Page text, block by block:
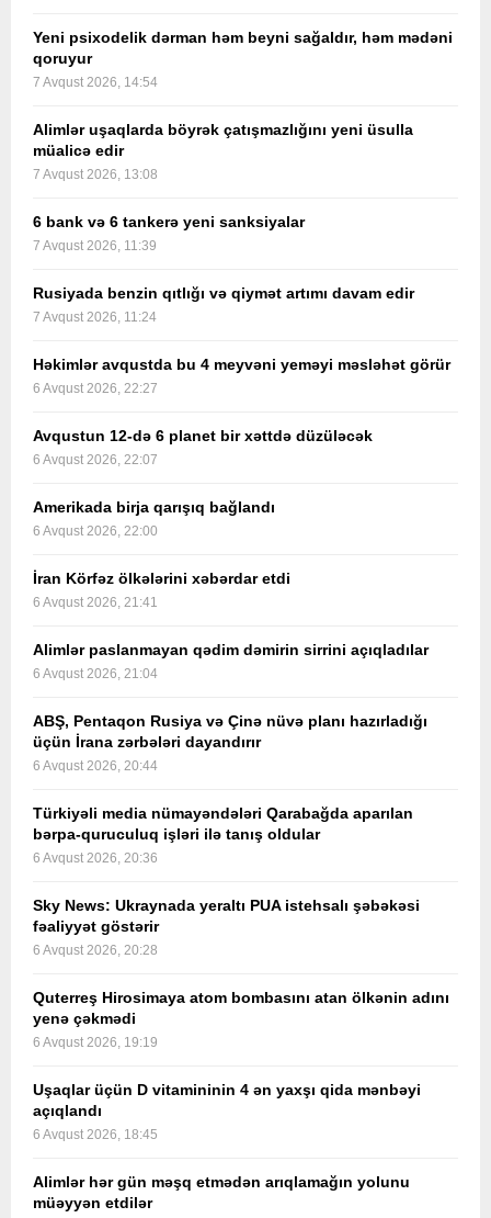
Yeni psixodelik dərman həm beyni sağaldır, həm mədəni
qoruyur
7 Avqust 2026, 14:54
Alimlər uşaqlarda böyrək çatışmazlığını yeni üsulla
müalicə edir
7 Avqust 2026, 13:08
6 bank və 6 tankerə yeni sanksiyalar
7 Avqust 2026, 11:39
Rusiyada benzin qıtlığı və qiymət artımı davam edir
7 Avqust 2026, 11:24
Həkimlər avqustda bu 4 meyvəni yeməyi məsləhət görür
6 Avqust 2026, 22:27
Avqustun 12-də 6 planet bir xəttdə düzüləcək
6 Avqust 2026, 22:07
Amerikada birja qarışıq bağlandı
6 Avqust 2026, 22:00
İran Körfəz ölkələrini xəbərdar etdi
6 Avqust 2026, 21:41
Alimlər paslanmayan qədim dəmirin sirrini açıqladılar
6 Avqust 2026, 21:04
ABŞ, Pentaqon Rusiya və Çinə nüvə planı hazırladığı
üçün İrana zərbələri dayandırır
6 Avqust 2026, 20:44
Türkiyəli media nümayəndələri Qarabağda aparılan
bərpa-quruculuq işləri ilə tanış oldular
6 Avqust 2026, 20:36
Sky News: Ukraynada yeraltı PUA istehsalı şəbəkəsi
fəaliyyət göstərir
6 Avqust 2026, 20:28
Quterreş Hirosimaya atom bombasını atan ölkənin adını
yenə çəkmədi
6 Avqust 2026, 19:19
Uşaqlar üçün D vitamininin 4 ən yaxşı qida mənbəyi
açıqlandı
6 Avqust 2026, 18:45
Alimlər hər gün məşq etmədən arıqlamağın yolunu
müəyyən etdilər